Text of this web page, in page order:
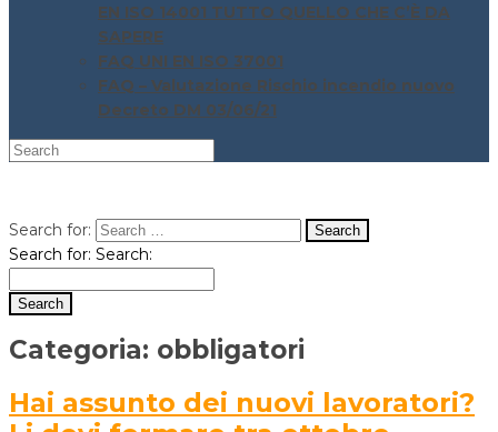
EN ISO 14001 TUTTO QUELLO CHE C’È DA
SAPERE
FAQ UNI EN ISO 37001
FAQ – Valutazione Rischio incendio nuovo
Decreto DM 03/06/21
Search for:
Search for: Search:
Categoria: obbligatori
Hai assunto dei nuovi lavoratori?